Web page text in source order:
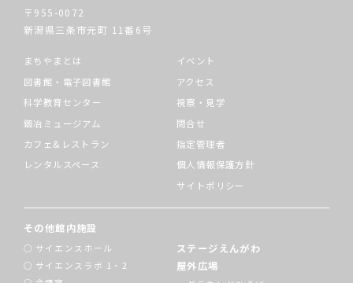
〒955-0072
新潟県三条市元町 11番6号
まちやまとは
図書館・電子図書館
科学教育センター
鍛冶ミュージアム
カフェ&レストラン
レンタルスペース
イベント
アクセス
視察・見学
問合せ
指定管理者
個人情報保護方針
サイトポリシー
その他館内施設
サイエンスホール
サイエンスラボ 1・2
ステージえんがわ
屋外広場